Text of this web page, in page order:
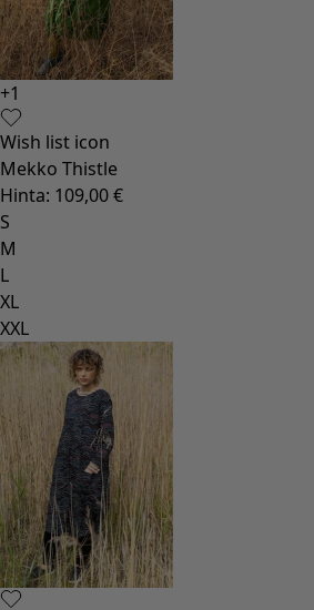
+1
Wish list icon
Mekko Thistle
Hinta: 109,00 €
S
M
L
XL
XXL